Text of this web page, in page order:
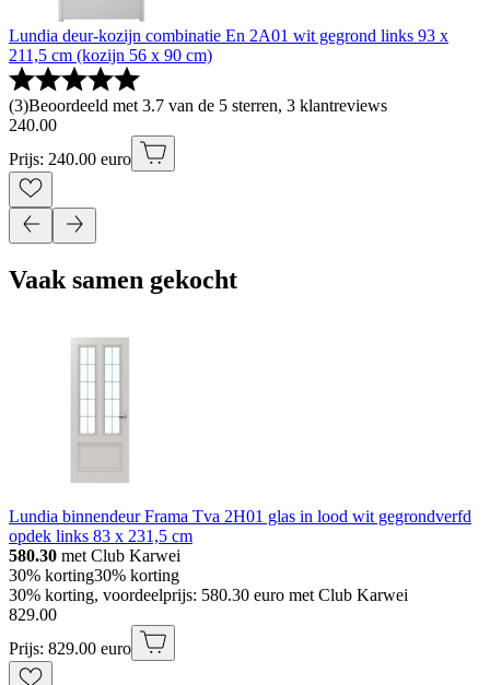
Lundia deur-kozijn combinatie En 2A01 wit gegrond links 93 x
211,5 cm (kozijn 56 x 90 cm)
(3)Beoordeeld met 3.7 van de 5 sterren, 3 klantreviews
240.00
Prijs: 240.00 euro
Vaak samen gekocht
Lundia binnendeur Frama Tva 2H01 glas in lood wit gegrondverfd
opdek links 83 x 231,5 cm
580.30 met Club Karwei
30% korting30% korting
30% korting, voordeelprijs: 580.30 euro met Club Karwei
829.00
Prijs: 829.00 euro